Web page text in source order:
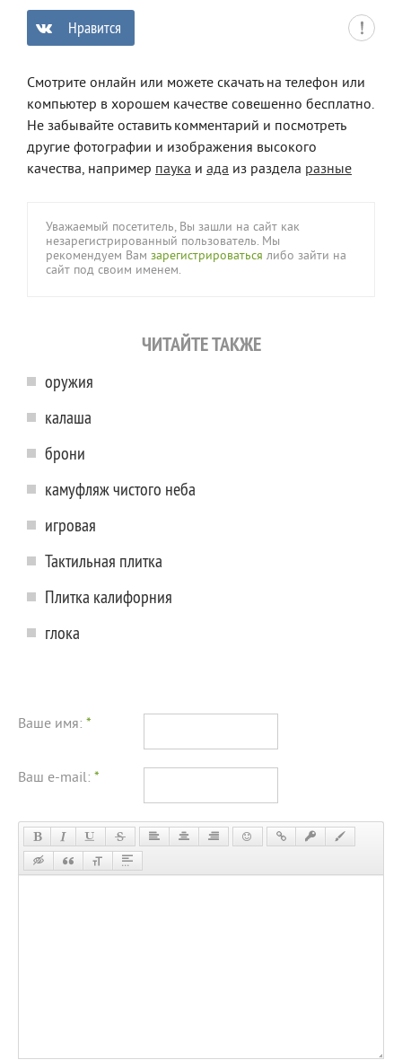
Нравится
Смотрите онлайн или можете скачать на телефон или
компьютер в хорошем качестве совешенно бесплатно.
Не забывайте оставить комментарий и посмотреть
другие фотографии и изображения высокого
качества, например паука и ада из раздела разные
Уважаемый посетитель, Вы зашли на сайт как
незарегистрированный пользователь. Мы
рекомендуем Вам зарегистрироваться либо зайти на
сайт под своим именем.
ЧИТАЙТЕ ТАКЖЕ
оружия
калаша
брони
камуфляж чистого неба
игровая
Тактильная плитка
Плитка калифорния
глока
Ваше имя: *
Ваш e-mail: *